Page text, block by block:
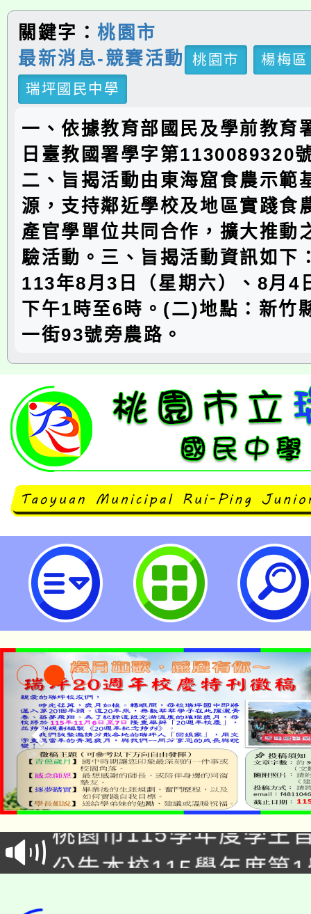
關鍵字：桃園市
最新消息-競賽活動
桃園市
楊梅區
瑞坪國民中學
一、依據教育部國民及學前教育
日臺教國署學字第1130089320
二、旨揭活動由東海窟食農示範
源，支持鄰近學校及地區實踐食
產官學單位共同合作，擴大推動
驗活動。三、旨揭活動資訊如下
113年8月3日（星期六）、8月4
下午1時至6時。(二)地點：新竹
一街93號旁農路。
「2024黏泥遊戲場活動」報名簡
國民中學
「2026金融保險知識
車」活動
生本土語及新住民語歌
公告本校115學年度第